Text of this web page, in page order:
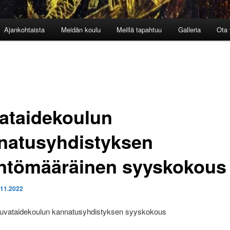
Ajankohtaista Meidän koulu Meillä tapahtuu Galleria Ota
syyskokous
kannatusyhdistyksen syyskokous